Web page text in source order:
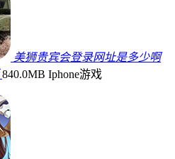
美狮贵宾会登录网址是多少啊
840.0MB Iphone游戏